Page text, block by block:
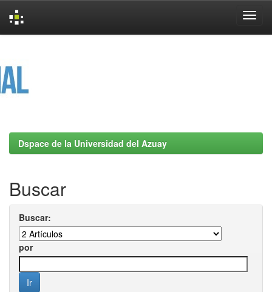
Dspace de la Universidad del Azuay
Buscar
Buscar:
por